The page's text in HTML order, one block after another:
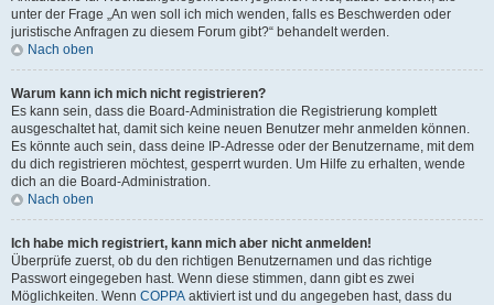
unter der Frage „An wen soll ich mich wenden, falls es Beschwerden oder
juristische Anfragen zu diesem Forum gibt?“ behandelt werden.
Nach oben
Warum kann ich mich nicht registrieren?
Es kann sein, dass die Board-Administration die Registrierung komplett
ausgeschaltet hat, damit sich keine neuen Benutzer mehr anmelden können.
Es könnte auch sein, dass deine IP-Adresse oder der Benutzername, mit dem
du dich registrieren möchtest, gesperrt wurden. Um Hilfe zu erhalten, wende
dich an die Board-Administration.
Nach oben
Ich habe mich registriert, kann mich aber nicht anmelden!
Überprüfe zuerst, ob du den richtigen Benutzernamen und das richtige
Passwort eingegeben hast. Wenn diese stimmen, dann gibt es zwei
Möglichkeiten. Wenn COPPA aktiviert ist und du angegeben hast, dass du